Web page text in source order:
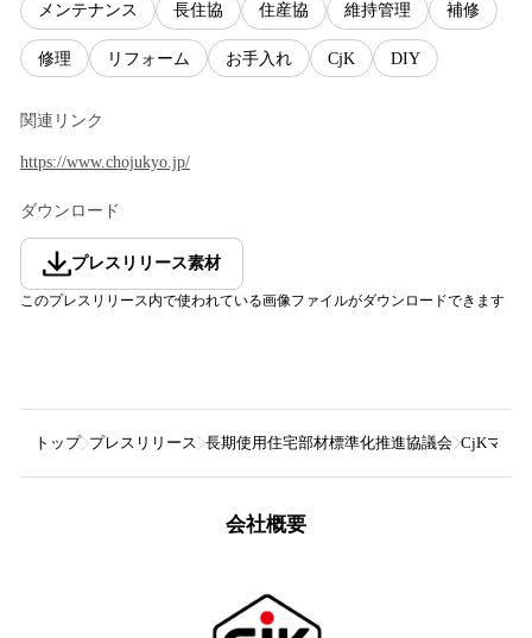
メンテナンス 長住協 住産協 維持管理 補修
修理 リフォーム お手入れ CjK DIY
関連リンク
https://www.chojukyo.jp/
ダウンロード
プレスリリース素材
このプレスリリース内で使われている画像ファイルがダウンロードできます
トップ プレスリリース 長期使用住宅部材標準化推進協議会 CjKマー
会社概要